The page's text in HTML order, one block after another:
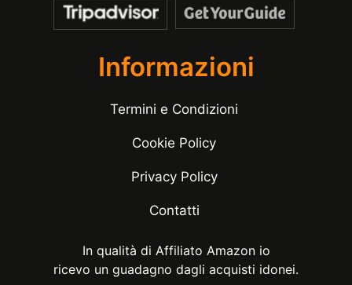
Informazioni
Termini e Condizioni
Cookie Policy
Privacy Policy
Contatti
In qualità di Affiliato Amazon io
ricevo un guadagno dagli acquisti idonei.